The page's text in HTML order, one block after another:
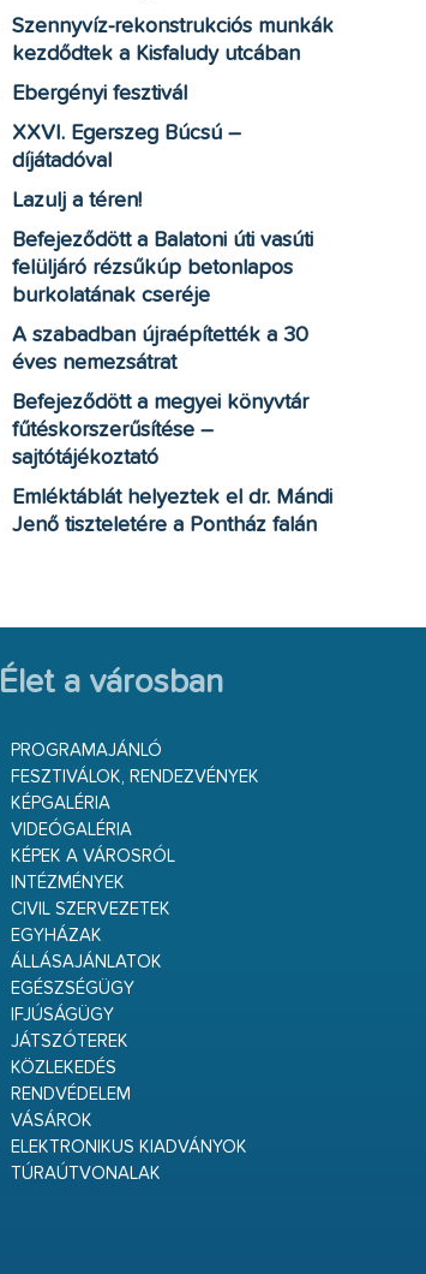
Szennyvíz-rekonstrukciós munkák
kezdődtek a Kisfaludy utcában
Ebergényi fesztivál
XXVI. Egerszeg Búcsú –
díjátadóval
Lazulj a téren!
Befejeződött a Balatoni úti vasúti
felüljáró rézsűkúp betonlapos
burkolatának cseréje
A szabadban újraépítették a 30
éves nemezsátrat
Befejeződött a megyei könyvtár
fűtéskorszerűsítése –
sajtótájékoztató
Emléktáblát helyeztek el dr. Mándi
Jenő tiszteletére a Pontház falán
Élet a városban
PROGRAMAJÁNLÓ
FESZTIVÁLOK, RENDEZVÉNYEK
KÉPGALÉRIA
VIDEÓGALÉRIA
KÉPEK A VÁROSRÓL
INTÉZMÉNYEK
CIVIL SZERVEZETEK
EGYHÁZAK
ÁLLÁSAJÁNLATOK
EGÉSZSÉGÜGY
IFJÚSÁGÜGY
JÁTSZÓTEREK
KÖZLEKEDÉS
RENDVÉDELEM
VÁSÁROK
ELEKTRONIKUS KIADVÁNYOK
TÚRAÚTVONALAK